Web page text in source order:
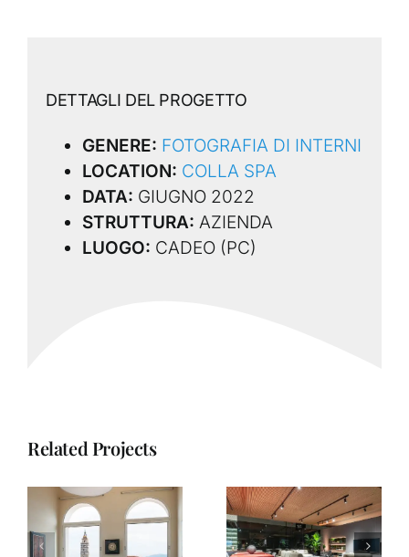
DETTAGLI DEL PROGETTO
GENERE: FOTOGRAFIA DI INTERNI
LOCATION: COLLA SPA
DATA: GIUGNO 2022
STRUTTURA: AZIENDA
LUOGO: CADEO (PC)
Related Projects